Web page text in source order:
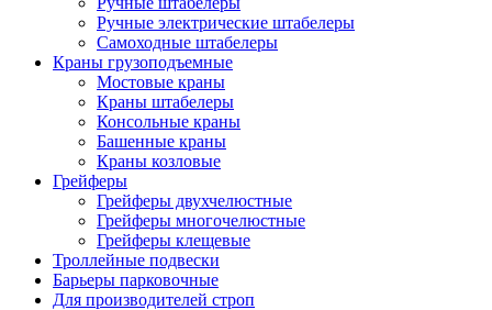
Ручные электрические штабелеры
Самоходные штабелеры
Краны грузоподъемные
Мостовые краны
Краны штабелеры
Консольные краны
Башенные краны
Краны козловые
Грейферы
Грейферы двухчелюстные
Грейферы многочелюстные
Грейферы клещевые
Троллейные подвески
Барьеры парковочные
Для производителей строп